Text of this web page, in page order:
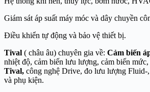
Giám sát áp suất máy móc và dây chuyền
Điều khiển tự động và bảo vệ thiết bị.
Tival ( châu âu) chuyên gia về: Cảm biến
nhiệt độ, cảm biến lưu lượng, cảm biến mức,
Tival, công nghệ Drive, đo lưu lượng Fluid-
và phụ kiện.